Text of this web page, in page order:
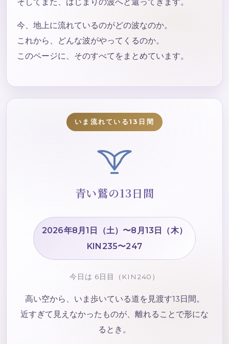
今、地上に流れているのがどの波なのか。
これから、どんな波がやってくるのか。
このページに、そのすべてをまとめています。
いま流れている13日間
青い鷲の13日間
2026年8月1日（土）〜8月13日（木）
KIN235〜247
今日は 6日目（KIN240）
高い空から、いま歩いている道を見渡す13日間。
近すぎて見えなかったものが、離れることで形にな
るとき。